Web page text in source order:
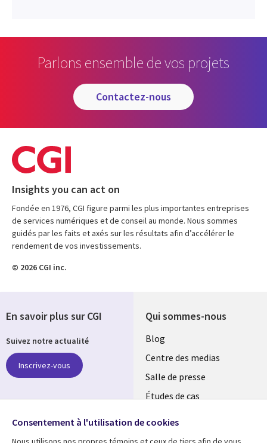
Parlons ensemble de vos projets
contactez-nous
Insights you can act on
Fondée en 1976, CGI figure parmi les plus importantes entreprises
de services numériques et de conseil au monde. Nous sommes
guidés par les faits et axés sur les résultats afin d’accélérer le
rendement de vos investissements.
© 2026 CGI inc.
Qui sommes-nous
Useful
links
MAROC
Blog
Centre des medias
Salle de presse
Études de cas
En savoir plus sur CGI
Suivez notre actualité
Inscrivez-vous
réseaux
Consentement à l'utilisation de cookies